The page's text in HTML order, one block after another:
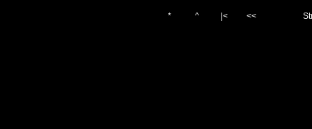
* ^ |< <<